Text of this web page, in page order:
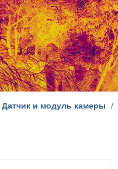
Датчик и модуль камеры /